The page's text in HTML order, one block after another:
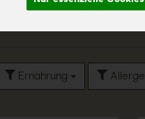
Ernährung